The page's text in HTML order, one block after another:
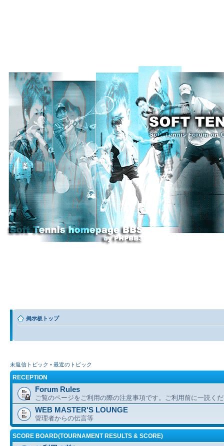
掲示板トップ
未返信トピック • 最近のトピック
RECEPTION
Forum Rules
ご覧のページをご利用の際の注意事項です。ご利用前に一読く
WEB MASTER'S LOUNGE
管理者からの伝言等
SCORE BOARD(TOURNAMENT RESULTS & SCORE)